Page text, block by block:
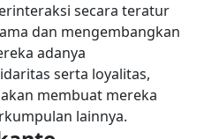
secara teratur
dan mengembangkan
adanya
serta loyalitas,
membuat mereka
lainnya.